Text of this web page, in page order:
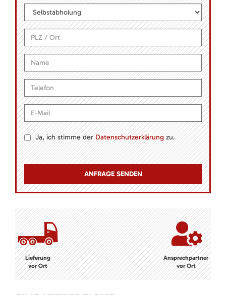
Ja, ich stimme derDatenschutzerklärungzu.
Lieferung
vor Ort
Ansprechpartner
vor Ort